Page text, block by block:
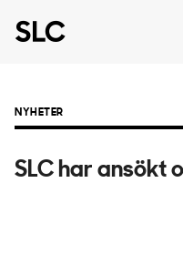
NYHETER
SLC har ansökt